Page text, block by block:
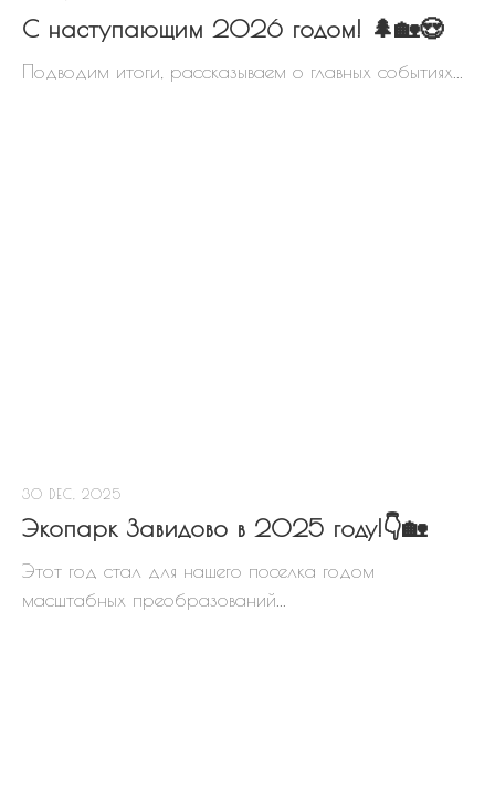
С наступающим 2026 годом! 🌲🏡😍
Подводим итоги, рассказываем о главных событиях...
30 DEC, 2025
Экопарк Завидово в 2025 году!👇🏡
Этот год стал для нашего поселка годом
масштабных преобразований...